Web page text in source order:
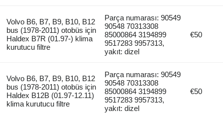
Volvo B6, B7, B9, B10, B12
bus (1978-2011) otobüs için
Haldex B7R (01.97-) klima
kurutucu filtre
Parça numarası: 90549
90548 70313308
85000864 3194899
9517283 9957313,
yakıt: dizel
€50
Volvo B6, B7, B9, B10, B12
bus (1978-2011) otobüs için
Haldex B12B (01.97-12.11)
klima kurutucu filtre
Parça numarası: 90549
90548 70313308
85000864 3194899
9517283 9957313,
yakıt: dizel
€50